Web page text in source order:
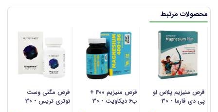
محصولات مرتبط
قرص منیزیم پلاس او
پی دی فارما - 30
قرص منیزیم 400 +
ب6 دیکاویت - 30
قرص مگنی وست
نوتری تریس - 30